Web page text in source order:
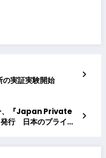
の実証実験開始
、『Japan Private
行 日本のプライベ